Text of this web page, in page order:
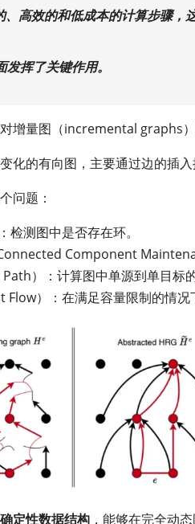
高效的和低成本的计算步骤，
挥了关键作用。
增量图（incremental graphs）
化的有向图，主要通过边的插入
问题：
检测图中是否存在环。
Component
）：计算图中单源到单目标的
）：在满足容量限制的情况
确定性数据结构 ，能够在完全动